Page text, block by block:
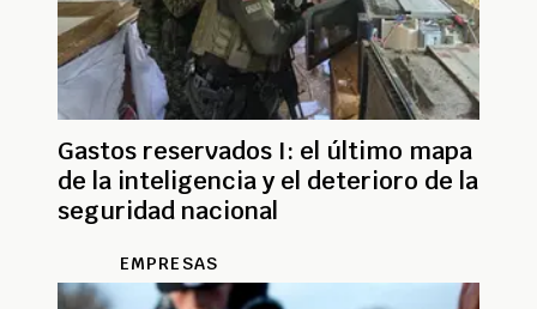
Gastos reservados I: el último mapa
de la inteligencia y el deterioro de la
seguridad nacional
EMPRESAS